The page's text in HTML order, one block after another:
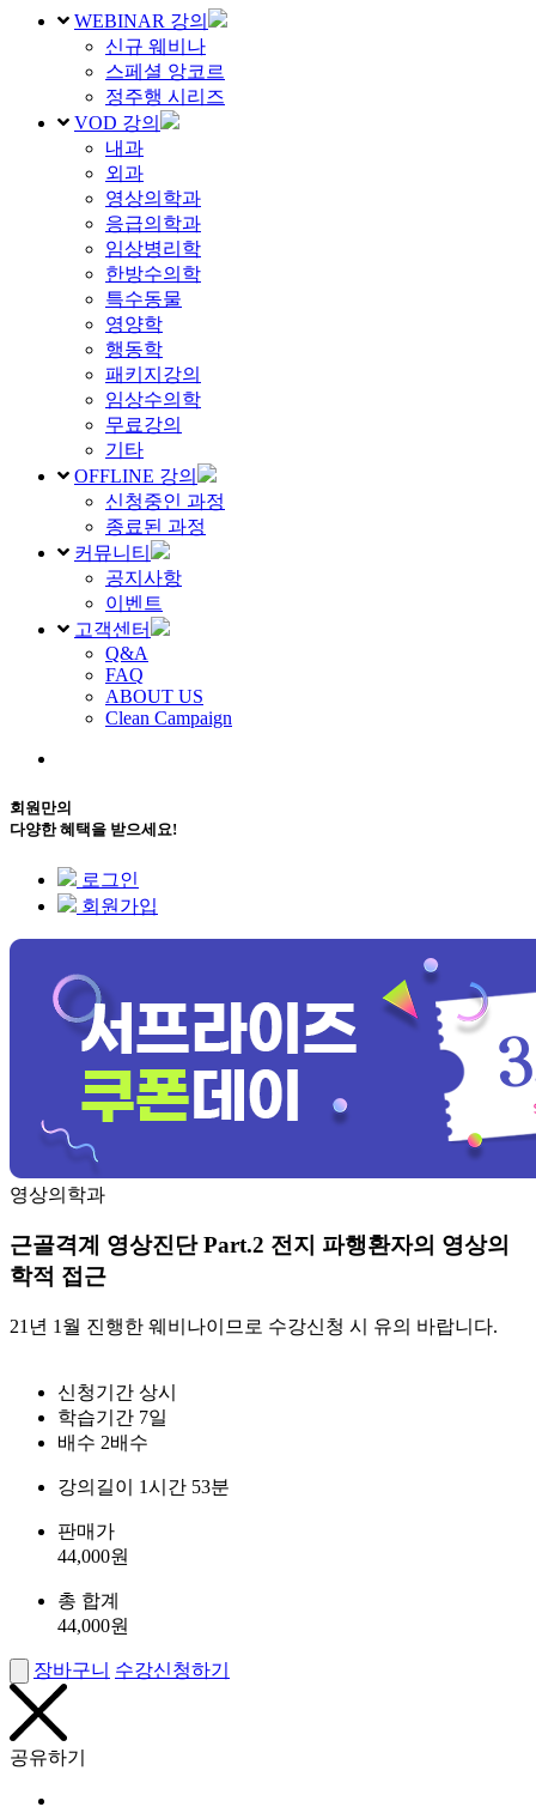
WEBINAR 강의
신규 웨비나
스페셜 앙코르
정주행 시리즈
VOD 강의
내과
외과
영상의학과
응급의학과
임상병리학
한방수의학
특수동물
영양학
행동학
패키지강의
임상수의학
무료강의
기타
OFFLINE 강의
신청중인 과정
종료된 과정
커뮤니티
공지사항
이벤트
고객센터
Q&A
FAQ
ABOUT US
Clean Campaign
회원만의
다양한 혜택을 받으세요!
로그인
회원가입
영상의학과
근골격계 영상진단 Part.2 전지 파행환자의 영상의
학적 접근
21년 1월 진행한 웨비나이므로 수강신청 시 유의 바랍니다.
신청기간 상시
학습기간 7일
배수 2배수
강의길이 1시간 53분
판매가
44,000원
총 합계
44,000원
장바구니 수강신청하기
공유하기